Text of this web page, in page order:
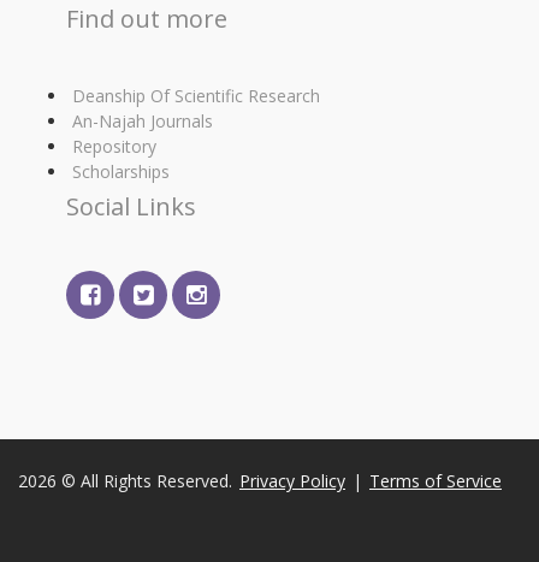
Find out more
Deanship Of Scientific Research
An-Najah Journals
Repository
Scholarships
Social Links
2026 © All Rights Reserved. Privacy Policy | Terms of Service